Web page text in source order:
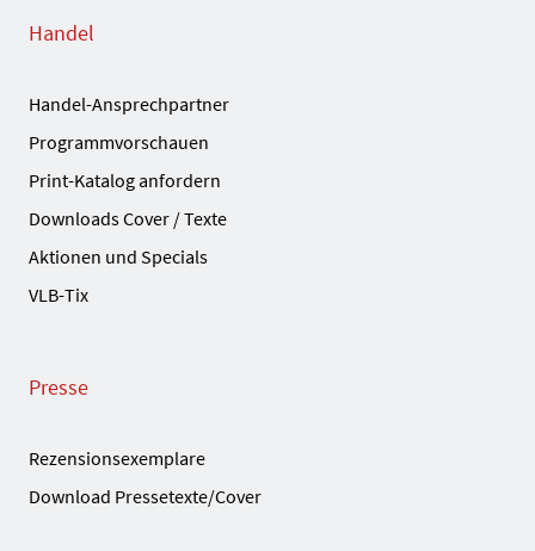
Handel
Handel-Ansprechpartner
Programmvorschauen
Print-Katalog anfordern
Downloads Cover / Texte
Aktionen und Specials
VLB-Tix
Presse
Rezensionsexemplare
Download Pressetexte/Cover